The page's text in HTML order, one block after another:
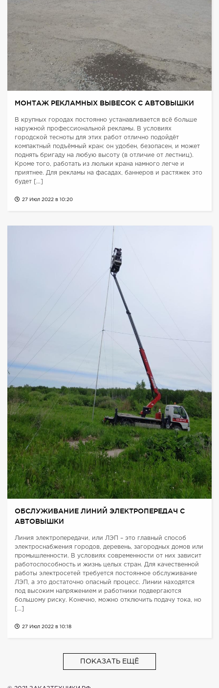
МОНТАЖ РЕКЛАМНЫХ ВЫВЕСОК С АВТОВЫШКИ
В крупных городах постоянно устанавливается всё больше
наружной профессиональной рекламы. В условиях
городской тесноты для этих работ отлично подойдёт
компактный подъёмный кран: он удобен, безопасен, и может
поднять бригаду на любую высоту (в отличие от лестниц).
Кроме того, работать из люльки крана намного легче и
приятнее. Для рекламы на фасадах, баннеров и растяжек это
будет […]
27 Июл 2022 в 10:20
ОБСЛУЖИВАНИЕ ЛИНИЙ ЭЛЕКТРОПЕРЕДАЧ С
АВТОВЫШКИ
Линия электропередачи, или ЛЭП – это главный способ
электроснабжения городов, деревень, загородных домов или
промышленности. В условиях современности от них зависит
работоспособность и жизнь целых стран. Для качественной
работы электросетей требуется постоянное обслуживание
ЛЭП, а это достаточно опасный процесс. Линии находятся
под высоким напряжением и работники подвергаются
большому риску. Конечно, можно отключить подачу тока, но
[…]
27 Июл 2022 в 10:18
ПОКАЗАТЬ ЕЩЁ